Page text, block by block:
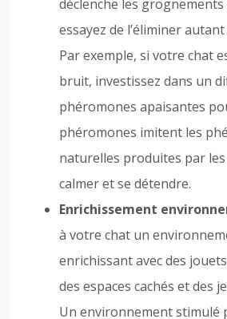
déclenche les
essayez de l’éliminer
Par exemple, si votre chat
bruit, investissez dans un
phéromones apaisantes
phéromones imitent les
naturelles produites par
calmer et se détendre.
Enrichissement
à votre chat un
enrichissant avec des
des espaces cachés et des
Un environnement stimulé